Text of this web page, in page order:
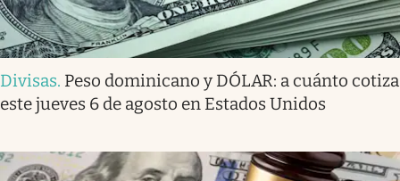
Divisas. Peso dominicano y DÓLAR: a cuánto cotiza
este jueves 6 de agosto en Estados Unidos